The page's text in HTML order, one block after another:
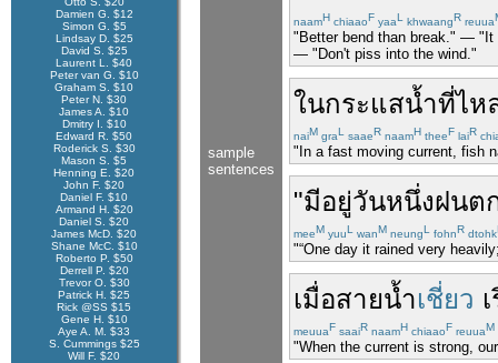
Damien G. $12
Simon G. $5
Lindsay D. $25
David S. $25
Laurent L. $40
Peter van G. $10
Graham S. $10
Peter N. $30
James A. $10
Dmitry I. $10
Edward R. $50
Roderick S. $30
Mason S. $5
Henning E. $20
John F. $20
Daniel F. $10
Armand H. $20
Daniel S. $20
James McD. $20
Shane McC. $10
Roberto P. $50
Derrell P. $20
Trevor O. $30
Patrick H. $25
Rick @SS $15
Gene H. $10
Aye A. M. $33
S. Cummings $25
Will F. $20
sample
sentences
naamH chiaaoF yaaL khwaangR reuua
"Better bend than break." —
— "Don't piss into the wind."
ในกระแสน้ำที่ไห
naiM graL saaeR naamH theeF laiR
"In a fast moving current, fish
"มีอยู่วันหนึ่งฝนต
meeM yuuL wanM neungL fohnR dtohk
"“One day it rained very
เมื่อสายน้ำเชี่ยว
meuuaF saaiR naamH chiaaoF reuuaM
"When the current is strong,